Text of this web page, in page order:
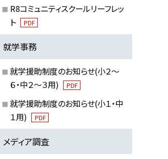
R8コミュニティスクールリーフレッ
ト
PDF
就学事務
就学援助制度のお知らせ(小２～
６・中２～３用)
PDF
就学援助制度のお知らせ(小１・中
１用)
PDF
メディア調査